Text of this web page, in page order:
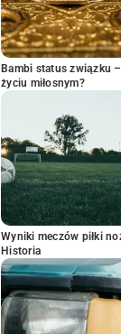
Bambi status związku
życiu miłosnym?
Wyniki meczów piłki
Historia